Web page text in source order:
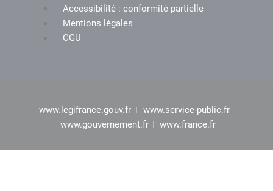
Accessibilité : conformité partielle
Mentions légales
CGU
www.legifrance.gouv.fr
www.service-public.fr
www.gouvernement.fr
www.france.fr